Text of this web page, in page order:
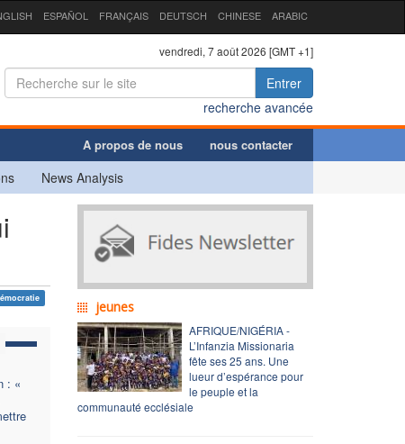
ESPAÑOL FRANÇAIS DEUTSCH CHINESE ARABIC
vendredi, 7 août 2026 [GMT +1]
Entrer
recherche avancée
A propos de nous nous contacter
News Analysis
: «
jeunes
AFRIQUE/NIGÉRIA -
L’Infanzia Missionaria
fête ses 25 ans. Une
lueur d’espérance pour
le peuple et la
communauté ecclésiale